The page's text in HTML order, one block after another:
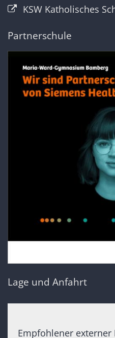
KSW Katholisches
Partnerschule
Lage und Anfahrt
Empfohlener externer